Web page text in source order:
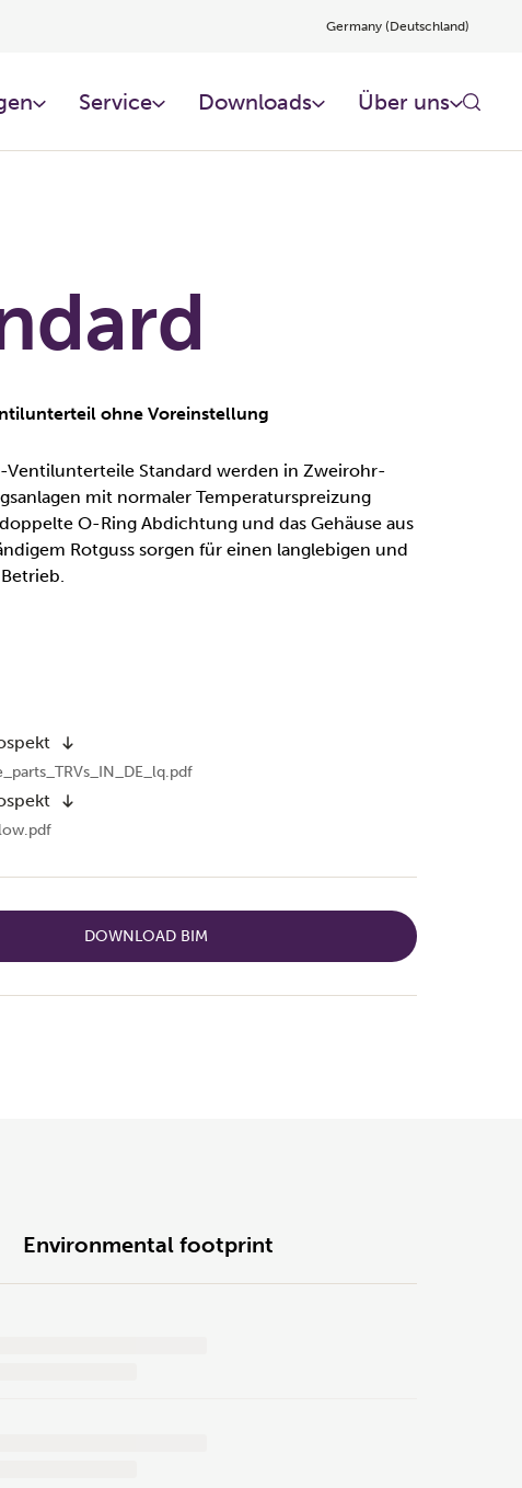
Germany (Deutschland)
Service Downloads Über uns
ohne Voreinstellung
Ventilunterteile Standard werden in Zweirohr-
mit normaler Temperaturspreizung
O-Ring Abdichtung und das Gehäuse aus
Rotguss sorgen für einen langlebigen und
DOWNLOAD BIM
Environmental footprint